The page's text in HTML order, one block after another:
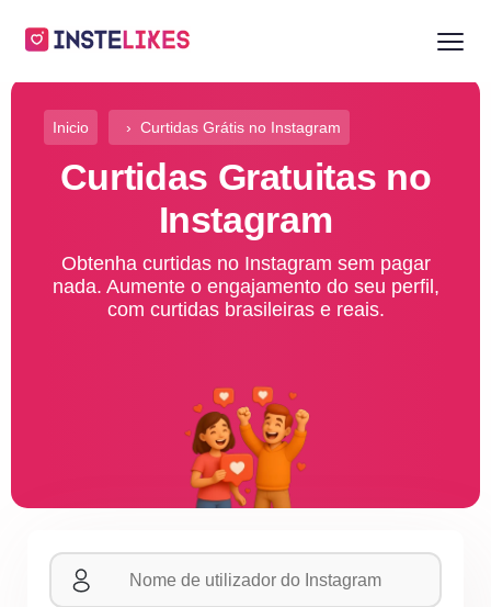
Inicio Curtidas Grátis no Instagram
Curtidas Gratuitas no
Instagram
Obtenha curtidas no Instagram sem pagar
nada. Aumente o engajamento do seu perfil,
com curtidas brasileiras e reais.